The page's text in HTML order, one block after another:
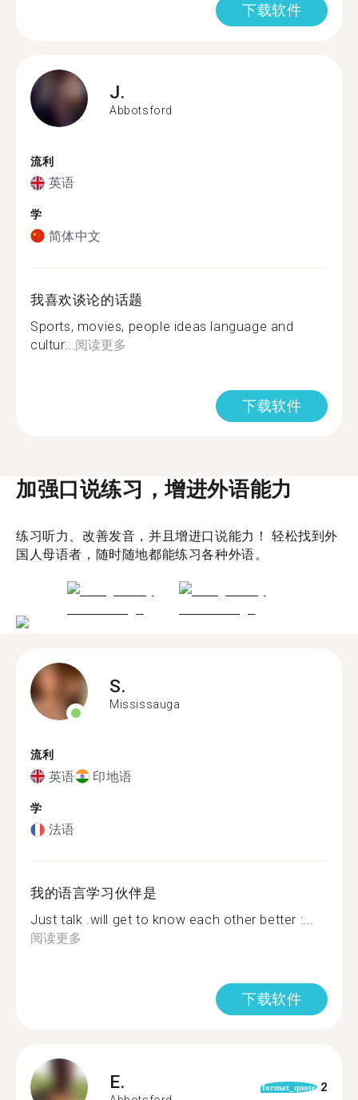
下载软件
J.
Abbotsford
流利
英语
学
简体中文
我喜欢谈论的话题
Sports, movies, people ideas language and
cultur... 阅读更多
下载软件
加强口说练习，增进外语能力
练习听力、改善发音，并且增进口说能力！ 轻松找到外
国人母语者，随时随地都能练习各种外语。
S.
Mississauga
流利
英语 印地语
学
法语
我的语言学习伙伴是
Just talk .will get to know each other better :...
阅读更多
下载软件
E. format_quote 2